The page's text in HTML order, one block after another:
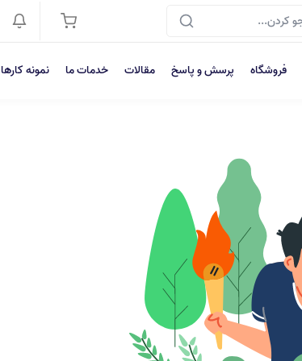
فروشگاه پرسش و پاسخ مقالات خدمات ما نمونه کارها